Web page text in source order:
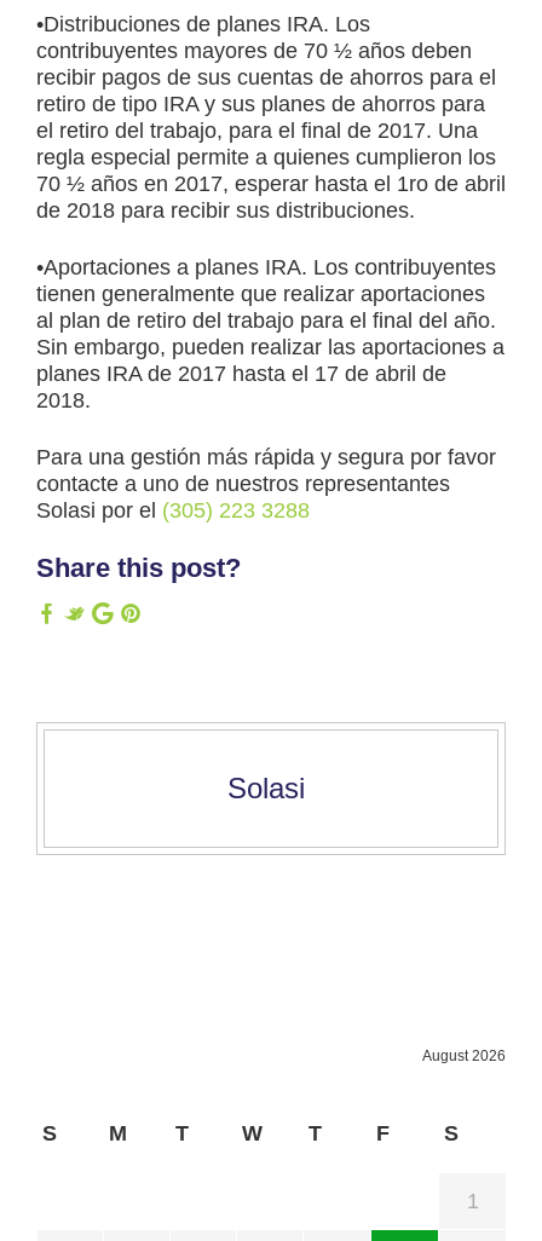
•Distribuciones de planes IRA. Los
contribuyentes mayores de 70 ½ años deben
recibir pagos de sus cuentas de ahorros para el
retiro de tipo IRA y sus planes de ahorros para
el retiro del trabajo, para el final de 2017. Una
regla especial permite a quienes cumplieron los
70 ½ años en 2017, esperar hasta el 1ro de abril
de 2018 para recibir sus distribuciones.
•Aportaciones a planes IRA. Los contribuyentes
tienen generalmente que realizar aportaciones
al plan de retiro del trabajo para el final del año.
Sin embargo, pueden realizar las aportaciones a
planes IRA de 2017 hasta el 17 de abril de
2018.
Para una gestión más rápida y segura por favor
contacte a uno de nuestros representantes
Solasi por el (305) 223 3288
Share this post?
Solasi
August 2026
S M T W T F S
1